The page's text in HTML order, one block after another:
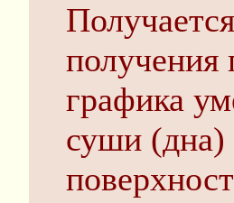
получения
графика
суши (дна)